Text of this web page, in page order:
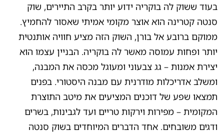
בעוד ששוק לה בוקריה ידוע יותר בקרב התיירים, שוק
סנטה קטרינה הוא אוצר מקומי אמיתי שאסור להחמיץ.
ממוקם ברובע אל בורן, השוק הזה מציע חוויה אותנטית
יותר ופחות עמוסה מאשר לה בוקריה. הבניין עצמו הוא
יצירת אמנות – גג צבעוני ומעוגל מכסה את המבנה,
ומשלב אדריכלות מודרנית עם מבנה היסטורי. בפנים
תמצאו שפע של דוכנים המציעים את מיטב התוצרת
המקומית – מפירות וירקות טריים ועד לגבינות, בשרים
ודגים משובחים. אחד הדברים המיוחדים בשוק סנטה